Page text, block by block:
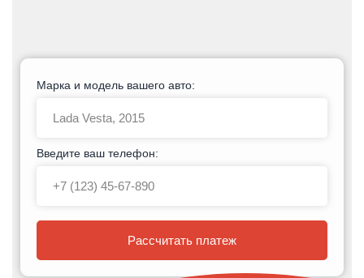
Марка и модель вашего авто:
Введите ваш телефон:
Рассчитать платеж